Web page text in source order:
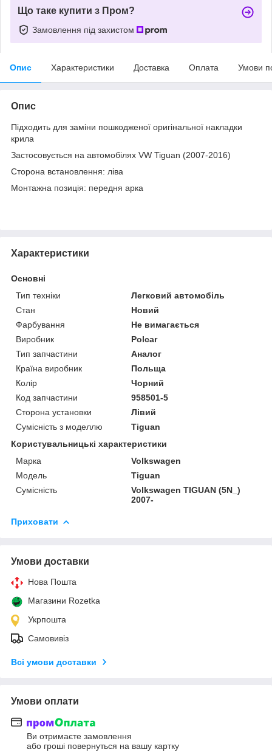
Що таке купити з Пром?
Замовлення під захистом
Опис Характеристики Доставка Оплата Умови
Опис
Підходить для заміни пошкодженої оригінальної накладки
крила
Застосовується на автомобілях VW Tiguan (2007-2016)
Сторона встановлення: ліва
Монтажна позиція: передня арка
Характеристики
Основні
Тип техніки
Легковий автомобіль
Стан
Новий
Фарбування
Не вимагається
Виробник
Polcar
Тип запчастини
Аналог
Країна виробник
Польща
Колір
Чорний
Код запчастини
958501-5
Сторона установки
Лівий
Сумісність з моделлю
Tiguan
Користувальницькі характеристики
Марка
Volkswagen
Модель
Tiguan
Сумісність
Volkswagen TIGUAN (5N_)
2007-
Приховати
Умови доставки
Нова Пошта
Магазини Rozetka
Укрпошта
Самовивіз
Всі умови доставки
Умови оплати
Ви отримаєте замовлення
або гроші повернуться на вашу картку